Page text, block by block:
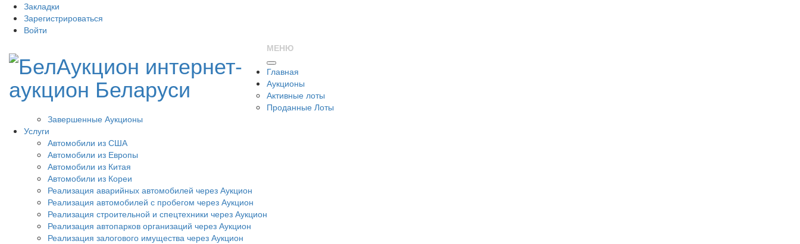
Закладки
Зарегистрироваться
Войти
МЕНЮ
Главная
Аукционы
Активные лоты
Проданные Лоты
Завершенные Аукционы
Услуги
Автомобили из США
Автомобили из Европы
Автомобили из Китая
Автомобили из Кореи
Реализация аварийных автомобилей через Аукцион
Реализация автомобилей с пробегом через Аукцион
Реализация строительной и спецтехники через Аукцион
Реализация автопарков организаций через Аукцион
Реализация залогового имущества через Аукцион